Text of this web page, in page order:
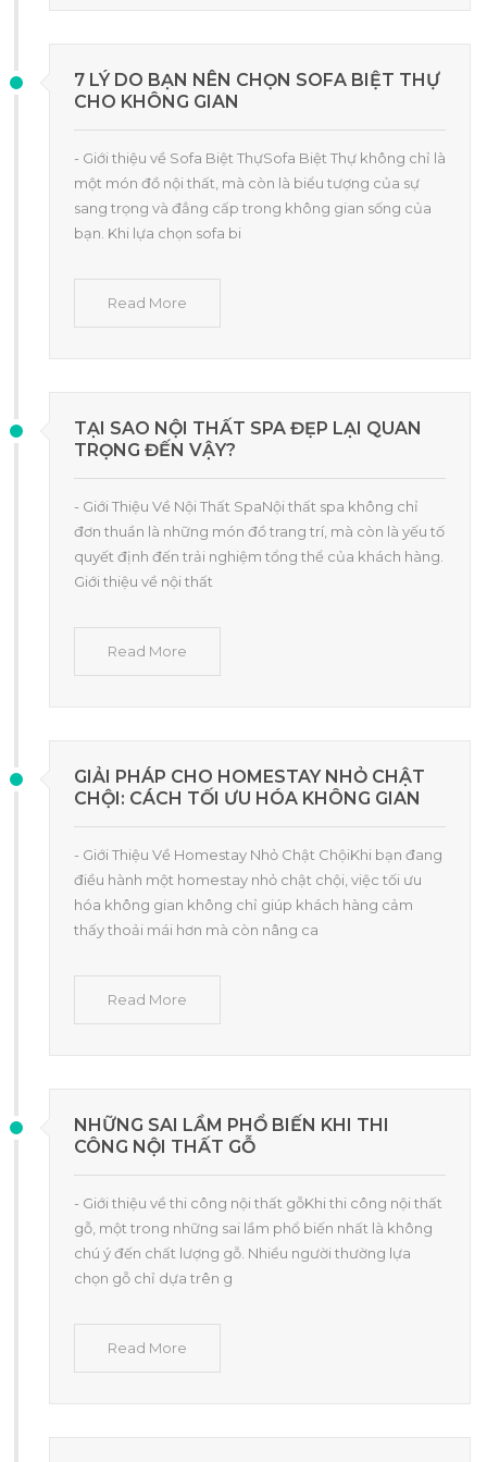
7 LÝ DO BẠN NÊN CHỌN SOFA BIỆT THỰ
CHO KHÔNG GIAN
- Giới thiệu về Sofa Biệt ThựSofa Biệt Thự không chỉ là
một món đồ nội thất, mà còn là biểu tượng của sự
sang trọng và đẳng cấp trong không gian sống của
bạn. Khi lựa chọn sofa bi
Read More
TẠI SAO NỘI THẤT SPA ĐẸP LẠI QUAN
TRỌNG ĐẾN VẬY?
- Giới Thiệu Về Nội Thất SpaNội thất spa không chỉ
đơn thuần là những món đồ trang trí, mà còn là yếu tố
quyết định đến trải nghiệm tổng thể của khách hàng.
Giới thiệu về nội thất
Read More
GIẢI PHÁP CHO HOMESTAY NHỎ CHẬT
CHỘI: CÁCH TỐI ƯU HÓA KHÔNG GIAN
- Giới Thiệu Về Homestay Nhỏ Chật ChộiKhi bạn đang
điều hành một homestay nhỏ chật chội, việc tối ưu
hóa không gian không chỉ giúp khách hàng cảm
thấy thoải mái hơn mà còn nâng ca
Read More
NHỮNG SAI LẦM PHỔ BIẾN KHI THI
CÔNG NỘI THẤT GỖ
- Giới thiệu về thi công nội thất gỗKhi thi công nội thất
gỗ, một trong những sai lầm phổ biến nhất là không
chú ý đến chất lượng gỗ. Nhiều người thường lựa
chọn gỗ chỉ dựa trên g
Read More